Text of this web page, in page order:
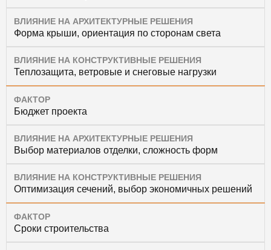
ВЛИЯНИЕ НА АРХИТЕКТУРНЫЕ РЕШЕНИЯ
Форма крыши, ориентация по сторонам света
ВЛИЯНИЕ НА КОНСТРУКТИВНЫЕ РЕШЕНИЯ
Теплозащита, ветровые и снеговые нагрузки
ФАКТОР
Бюджет проекта
ВЛИЯНИЕ НА АРХИТЕКТУРНЫЕ РЕШЕНИЯ
Выбор материалов отделки, сложность форм
ВЛИЯНИЕ НА КОНСТРУКТИВНЫЕ РЕШЕНИЯ
Оптимизация сечений, выбор экономичных решений
ФАКТОР
Сроки строительства